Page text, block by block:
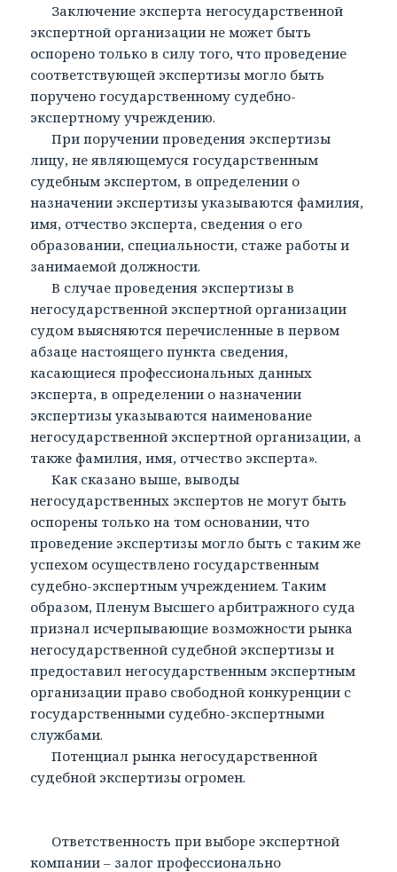
Заключение эксперта негосударственной
экспертной организации не может быть
оспорено только в силу того, что проведение
соответствующей экспертизы могло быть
поручено государственному судебно-
экспертному учреждению.
При поручении проведения экспертизы
лицу, не являющемуся государственным
судебным экспертом, в определении о
назначении экспертизы указываются фамилия,
имя, отчество эксперта, сведения о его
образовании, специальности, стаже работы и
занимаемой должности.
В случае проведения экспертизы в
негосударственной экспертной организации
судом выясняются перечисленные в первом
абзаце настоящего пункта сведения,
касающиеся профессиональных данных
эксперта, в определении о назначении
экспертизы указываются наименование
негосударственной экспертной организации, а
также фамилия, имя, отчество эксперта».
Как сказано выше, выводы
негосударственных экспертов не могут быть
оспорены только на том основании, что
проведение экспертизы могло быть с таким же
успехом осуществлено государственным
судебно-экспертным учреждением. Таким
образом, Пленум Высшего арбитражного суда
признал исчерпывающие возможности рынка
негосударственной судебной экспертизы и
предоставил негосударственным экспертным
организации право свободной конкуренции с
государственными судебно-экспертными
службами.
Потенциал рынка негосударственной
судебной экспертизы огромен.
Ответственность при выборе экспертной
компании – залог профессионально